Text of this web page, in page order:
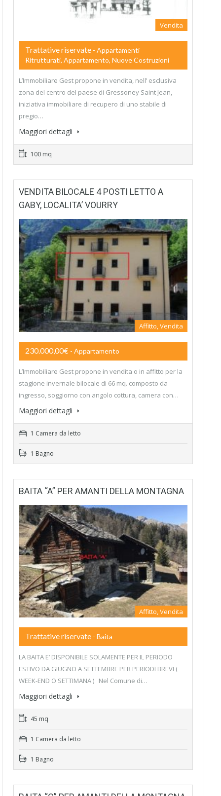
Vendita
Trattative riservate - Appartamenti
Ritrutturati, Appartamento, Nuove Costruzioni
L’Immobiliare Gest propone in vendita, nell’ esclusiva
zona del centro del paese di Gressoney Saint Jean,
iniziativa immobiliare di recupero di uno stabile di
pregio…
Maggiori dettagli
100 mq
VENDITA BILOCALE 4 POSTI LETTO A
GABY, LOCALITA’ VOURRY
Affitto, Vendita
230.000,00€ - Appartamento
L’Immobiliare Gest propone in vendita o in affitto per la
stagione invernale bilocale di 66 mq. composto da
ingresso, soggiorno con angolo cottura, camera con…
Maggiori dettagli
1 Camera da letto
1 Bagno
BAITA “A” PER AMANTI DELLA MONTAGNA
Affitto, Vendita
Trattative riservate - Baita
LA BAITA E’ DISPONIBILE SOLAMENTE PER IL PERIODO
ESTIVO DA GIUGNO A SETTEMBRE PER PERIODI BREVI (
WEEK-END O SETTIMANA ) Nel Comune di…
Maggiori dettagli
45 mq
1 Camera da letto
1 Bagno